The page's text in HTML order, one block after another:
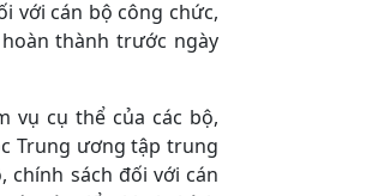
với cán bộ công chức,
thành trước ngày
vụ cụ thể của các bộ,
Trung ương tập trung
sách đối với cán